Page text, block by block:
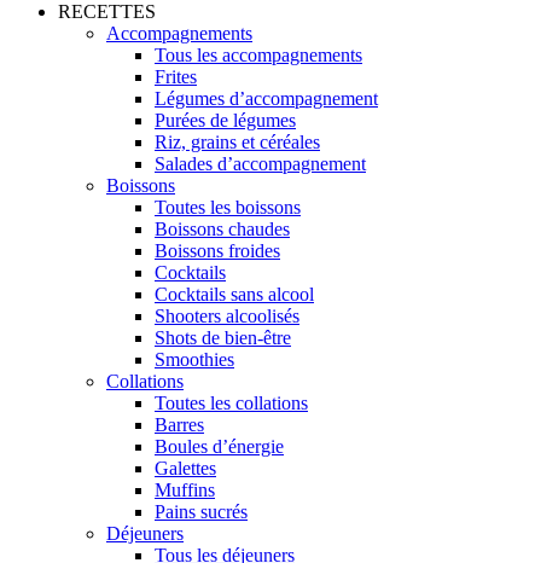
RECETTES
Accompagnements
Tous les accompagnements
Frites
Légumes d’accompagnement
Purées de légumes
Riz, grains et céréales
Salades d’accompagnement
Boissons
Toutes les boissons
Boissons chaudes
Boissons froides
Cocktails
Cocktails sans alcool
Shooters alcoolisés
Shots de bien-être
Smoothies
Collations
Toutes les collations
Barres
Boules d’énergie
Galettes
Muffins
Pains sucrés
Déjeuners
Tous les déjeuners